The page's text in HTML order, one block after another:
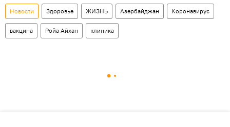
Новости Здоровье ЖИЗНЬ Азербайджан Коронавирус
вакцина Ройа Айхан клиника